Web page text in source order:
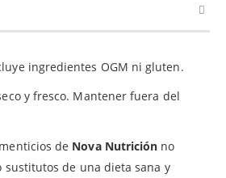
ingredientes OGM ni gluten.
y fresco. Mantener fuera del
de Nova Nutrición no
de una dieta sana y